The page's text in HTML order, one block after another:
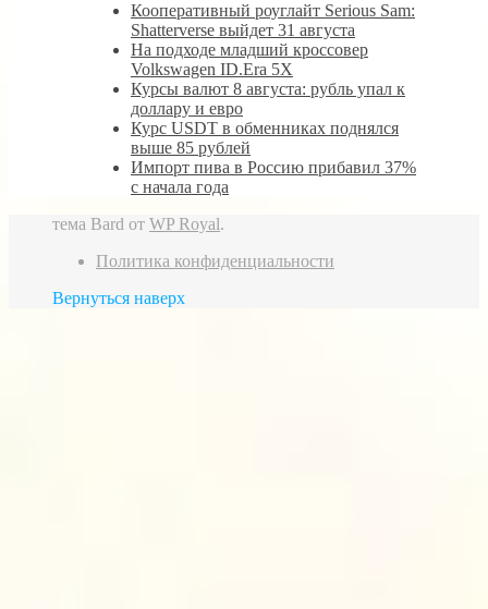
Кооперативный роуглайт Serious Sam:
Shatterverse выйдет 31 августа
На подходе младший кроссовер
Volkswagen ID.Era 5X
Курсы валют 8 августа: рубль упал к
доллару и евро
Курс USDT в обменниках поднялся
выше 85 рублей
Импорт пива в Россию прибавил 37%
с начала года
тема Bard от WP Royal.
Политика конфиденциальности
Вернуться наверх